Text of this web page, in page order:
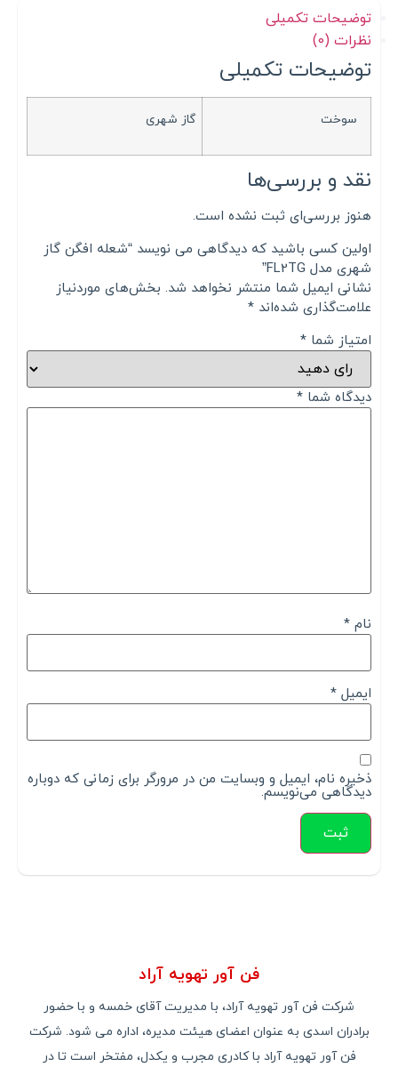
توضیحات تکمیلی
نظرات (0)
توضیحات تکمیلی
سوخت گاز شهری
نقد و بررسی‌ها
هنوز بررسی‌ای ثبت نشده است.
اولین کسی باشید که دیدگاهی می نویسد “شعله افگن گاز
شهری مدل FL2TG”
نشانی ایمیل شما منتشر نخواهد شد. بخش‌های موردنیاز
علامت‌گذاری شده‌اند *
امتیاز شما *
دیدگاه شما *
نام *
ایمیل *
ذخیره نام، ایمیل و وبسایت من در مرورگر برای زمانی که دوباره
دیدگاهی می‌نویسم.
فن آور تهویه آراد
شرکت فن آور تهویه آراد، با مدیریت آقای خمسه و با حضور
برادران اسدی به عنوان اعضای هیئت مدیره، اداره می شود. شرکت
فن آور تهویه آراد با کادری مجرب و یکدل، مفتخر است تا در